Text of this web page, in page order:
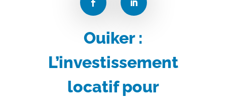
Ouiker :
L’investissement
locatif pour